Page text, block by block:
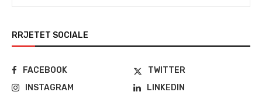
RRJETET SOCIALE
FACEBOOK
TWITTER
INSTAGRAM
LINKEDIN